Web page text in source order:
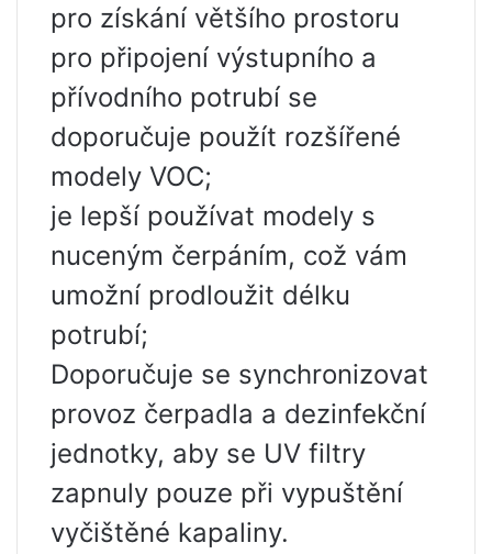
pro získání většího prostoru
pro připojení výstupního a
přívodního potrubí se
doporučuje použít rozšířené
modely VOC;
je lepší používat modely s
nuceným čerpáním, což vám
umožní prodloužit délku
potrubí;
Doporučuje se synchronizovat
provoz čerpadla a dezinfekční
jednotky, aby se UV filtry
zapnuly ​​pouze při vypuštění
vyčištěné kapaliny.